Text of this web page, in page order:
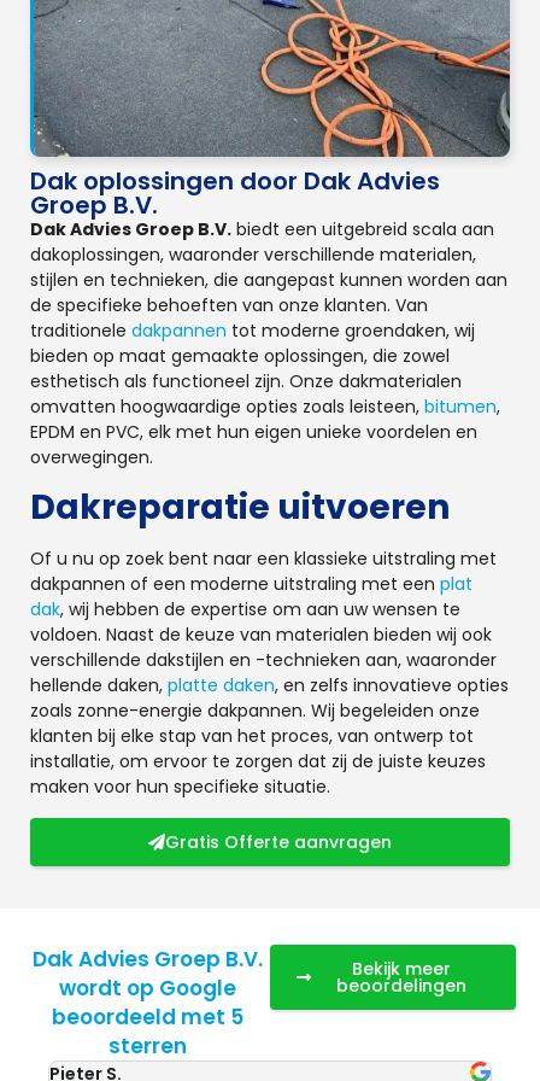
Dak oplossingen door Dak Advies
Groep B.V.
Dak Advies Groep B.V. biedt een uitgebreid scala aan
dakoplossingen, waaronder verschillende materialen,
stijlen en technieken, die aangepast kunnen worden aan
de specifieke behoeften van onze klanten. Van
traditionele dakpannen tot moderne groendaken, wij
bieden op maat gemaakte oplossingen, die zowel
esthetisch als functioneel zijn. Onze dakmaterialen
omvatten hoogwaardige opties zoals leisteen, bitumen,
EPDM en PVC, elk met hun eigen unieke voordelen en
overwegingen.
Dakreparatie uitvoeren
Of u nu op zoek bent naar een klassieke uitstraling met
dakpannen of een moderne uitstraling met een plat
dak, wij hebben de expertise om aan uw wensen te
voldoen. Naast de keuze van materialen bieden wij ook
verschillende dakstijlen en -technieken aan, waaronder
hellende daken, platte daken, en zelfs innovatieve opties
zoals zonne-energie dakpannen. Wij begeleiden onze
klanten bij elke stap van het proces, van ontwerp tot
installatie, om ervoor te zorgen dat zij de juiste keuzes
maken voor hun specifieke situatie.
Gratis Offerte aanvragen
Dak Advies Groep B.V.
wordt op Google
beoordeeld met 5
sterren
Bekijk meer
beoordelingen
Pieter S.